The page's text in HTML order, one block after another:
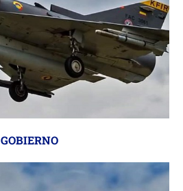
GOBIERNO